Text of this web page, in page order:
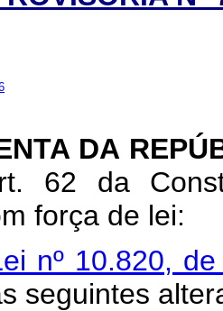
DA
62 da
força de lei:
nº 10.820,
seguintes